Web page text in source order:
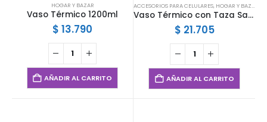
HOGAR Y BAZAR
Vaso Térmico 1200ml
$ 13.790
AÑADIR AL CARRITO
ACCESORIOS PARA CELULARES, HOGAR Y BAZAR
Vaso Térmico con Taza Sanrio
$ 21.705
AÑADIR AL CARRITO